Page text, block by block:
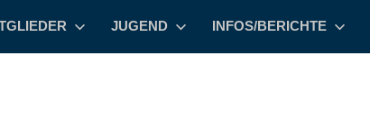
JUGEND INFOS/BERICHTE